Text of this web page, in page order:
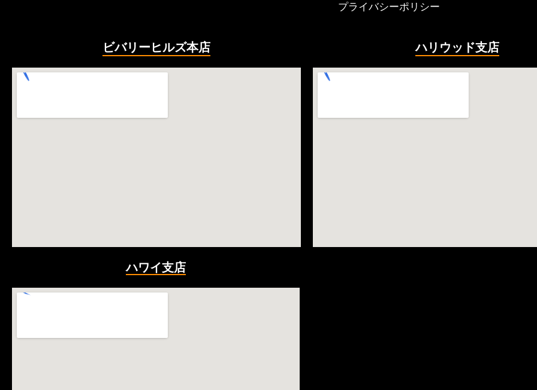
プライバシーポリシー
ビバリーヒルズ本店 ハリウッド支店
ハワイ支店